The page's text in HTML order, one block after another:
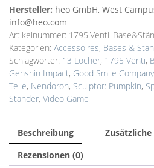
Hersteller: heo GmbH, West
info@heo.com
Artikelnummer:
Kategorien: Accessoires, Bases &
Schlagwörter: 13 Löcher, 1795 Venti,
Genshin Impact, Good Smile Company
Teile, Nendoron, Sculptor: Pumpkin,
Ständer, Video Game
Beschreibung
Rezensionen (0)